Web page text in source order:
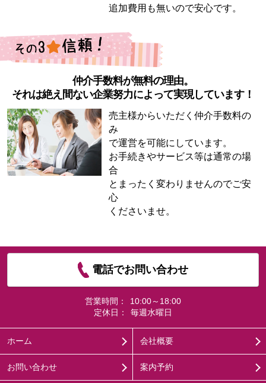
追加費用も無いので安心です。
仲介手数料が無料の理由。
それは絶え間ない企業努力によって実現しています！
売主様からいただく仲介手数料の
み
で運営を可能にしています。
お手続きやサービス等は通常の場
合
とまったく変わりませんのでご安
心
くださいませ。
電話でお問い合わせ
営業時間：
10:00～18:00
定休日：
毎週水曜日
ホーム 会社概要
お問い合わせ 案内予約